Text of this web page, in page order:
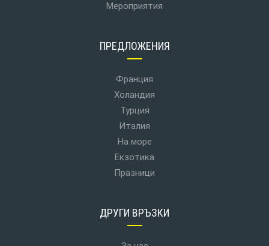
Мероприятия
ПРЕДЛОЖЕНИЯ
Франция
Холандия
Турция
Италия
На море
Екзотика
Празници
ДРУГИ ВРЪЗКИ